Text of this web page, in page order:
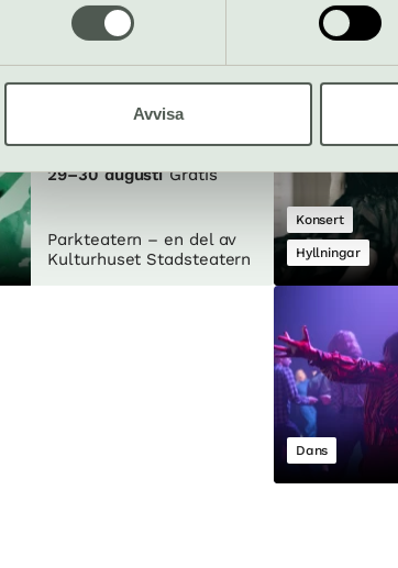
Avvisa
Parkteatern – en del av
Kulturhuset Stadsteatern
Stand up
Operan i parken
med kungliga
operan
29–30 augusti Gratis
Parkteatern – en del av
Kulturhuset Stadsteatern
Konsert
Hyllningar
Dans